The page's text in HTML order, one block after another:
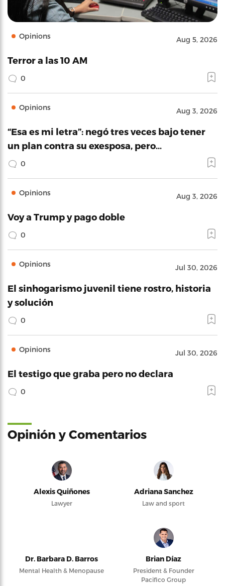
Opinions Aug 5, 2026
Terror a las 10 AM
0
Opinions Aug 3, 2026
“Esa es mi letra”: negó tres veces bajo tener
un plan contra su exesposa, pero…
0
Opinions Aug 3, 2026
Voy a Trump y pago doble
0
Opinions Jul 30, 2026
El sinhogarismo juvenil tiene rostro, historia
y solución
0
Opinions Jul 30, 2026
El testigo que graba pero no declara
0
Opinión y Comentarios
Alexis Quiñones
Lawyer
Adriana Sanchez
Law and sport
Dr. Barbara D. Barros
Mental Health & Menopause
Brian Díaz
President & Founder
Pacifico Group